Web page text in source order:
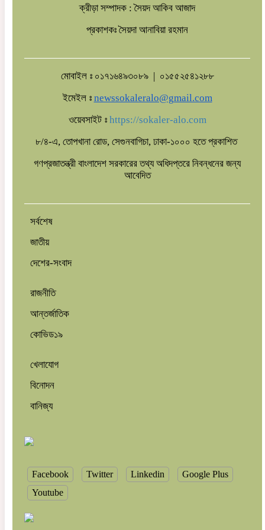
করলেন প্রধানমন্ত্রী।
ক্রীড়া সম্পাদক : সৈয়দ আকিব আজাদ
প্রকাশকঃ সৈয়দা আনাবিয়া রহমান
মোবাইল ঃ ০১৭১৬৪৯৩০৮৯ | ০১৫৫২৫৪১২৮৮
ইমেইল ঃ newssokaleralo@gmail.com
ওয়েবসাইট ঃ https://sokaler-alo.com
৮/৪-এ, তোপখানা রোড, সেগুনবাগিচা, ঢাকা-১০০০ হতে প্রকাশিত
গণপ্রজাতন্ত্রী বাংলাদেশ সরকারের তথ্য অধিদপ্তরে নিবন্ধনের জন্য
আবেদিত
সর্বশেষ
জাতীয়
দেশের-সংবাদ
রাজনীতি
আন্তর্জাতিক
কোভিড১৯
খেলাযোগ
বিনোদন
বানিজ্য
Facebook Twitter Linkedin
Google Plus
Youtube